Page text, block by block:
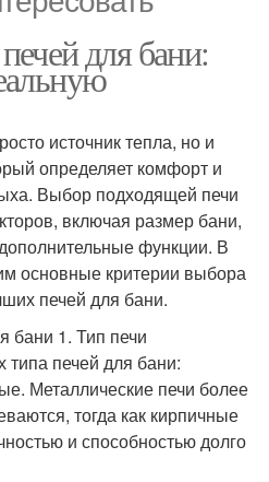
для бани:
источник тепла, но и
определяет комфорт и
Выбор подходящей печи
включая размер бани,
функции. В
основные критерии выбора
печей для бани.
бани 1. Тип печи
печей для бани:
Металлические печи более
тогда как кирпичные
и способностью долго